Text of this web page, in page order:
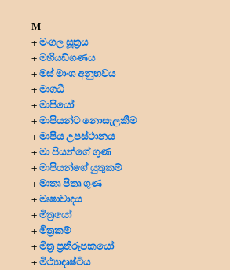
M
+මංගල සූත්‍රය
+මහියඞ්ගණය
+මස් මාංශ අනුභවය
+මාගධී
+මාපියෝ
+මාපියන්ට නොසැලකීම
+මාපිය උපස්ථානය
+මා පියන්ගේ ගුණ
+මාපියන්ගේ යුතුකම්
+මාතෘ පිතෘ ගුණ
+මෘෂාවාදය
+මිත්‍රයෝ
+මිත්‍ර‍කම්
+මිත්‍ර‍ ප්‍ර‍තිරූපකයෝ
+මිථ්‍යාදෘෂ්ටිය